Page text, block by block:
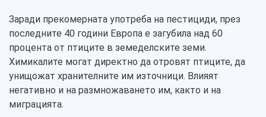
Заради прекомерната употреба на пестициди, през
последните 40 години Европа е загубила над 60
процента от птиците в земеделските земи.
Химикалите могат директно да отровят птиците, да
унищожат хранителните им източници. Влияят
негативно и на размножаването им, както и на
миграцията.